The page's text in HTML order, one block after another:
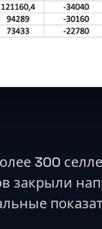
300
закрыли